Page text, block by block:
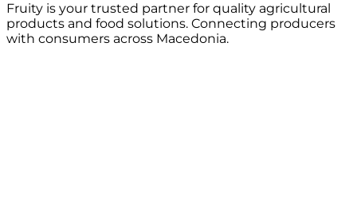
Fruity is your trusted partner for quality agricultural
products and food solutions. Connecting producers
with consumers across Macedonia.